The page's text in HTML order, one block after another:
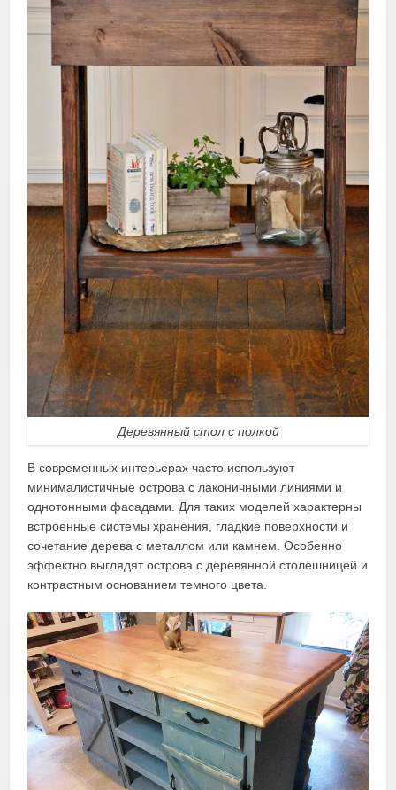
Деревянный стол с полкой
В современных интерьерах часто используют
минималистичные острова с лаконичными линиями и
однотонными фасадами. Для таких моделей характерны
встроенные системы хранения, гладкие поверхности и
сочетание дерева с металлом или камнем. Особенно
эффектно выглядят острова с деревянной столешницей и
контрастным основанием темного цвета.